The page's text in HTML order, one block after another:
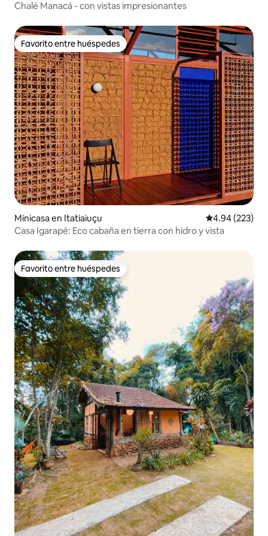
a
Chalé Manacá - con vistas impresionantes
Favorito entre huéspedes
Favorito entre huéspedes
Minicasa en Itatiaiuçu Calificación
4.94 (223)
Casa Igarapé: Eco cabaña en tierra con hidro y vista
Favorito entre huéspedes
Favorito entre huéspedes